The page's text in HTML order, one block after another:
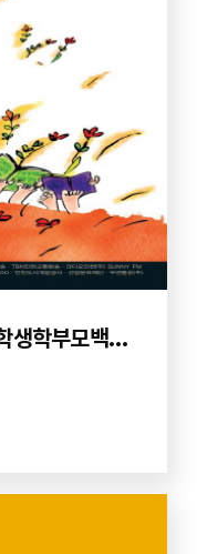
제22회(2007년) 새얼전국학생학부모백일장